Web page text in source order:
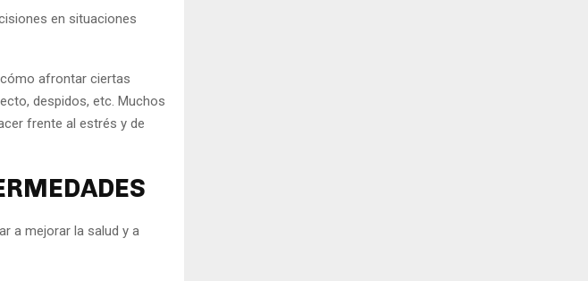
en situaciones
afrontar ciertas
despidos, etc. Muchos
frente al estrés y de
a mejorar la salud y a